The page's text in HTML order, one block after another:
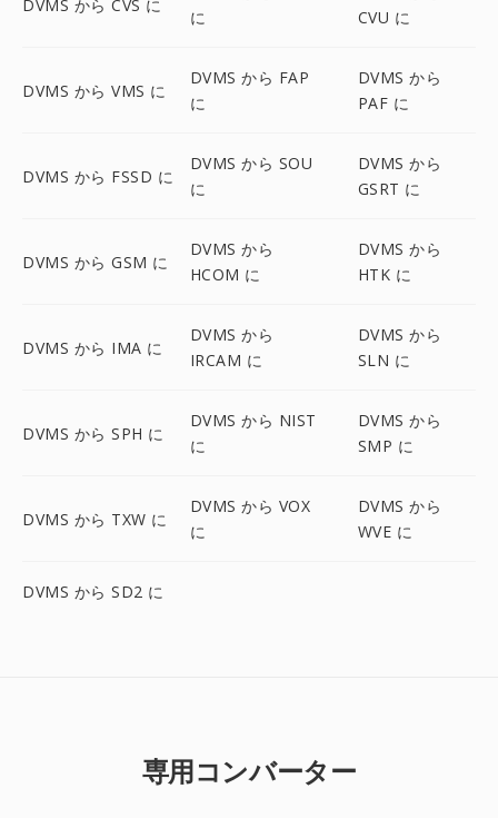
DVMS から CVS に
に
CVU に
DVMS から VMS に
DVMS から FAP
に
DVMS から
PAF に
DVMS から FSSD に
DVMS から SOU
に
DVMS から
GSRT に
DVMS から GSM に
DVMS から
HCOM に
DVMS から
HTK に
DVMS から IMA に
DVMS から
IRCAM に
DVMS から
SLN に
DVMS から SPH に
DVMS から NIST
に
DVMS から
SMP に
DVMS から TXW に
DVMS から VOX
に
DVMS から
WVE に
DVMS から SD2 に
専用コンバーター